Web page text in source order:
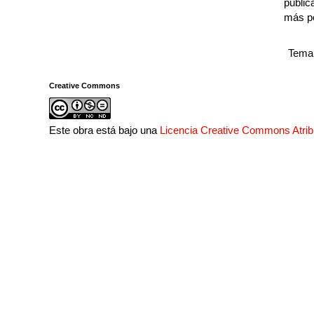
más
Creative Commons
Este obra está bajo una Licencia Creative Commons